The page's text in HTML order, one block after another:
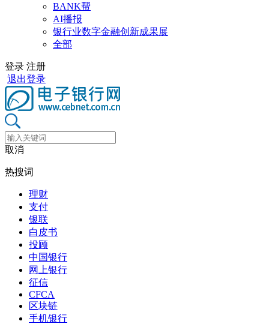
BANK帮
AI播报
银行业数字金融创新成果展
全部
登录 注册
退出登录
取消
热搜词
理财
支付
银联
白皮书
投顾
中国银行
网上银行
征信
CFCA
区块链
手机银行